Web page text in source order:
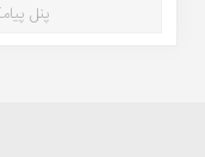
پنل پیامکی با